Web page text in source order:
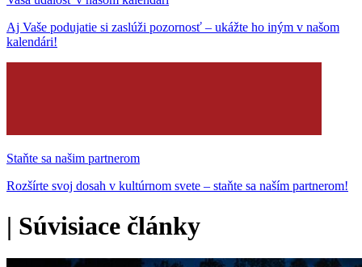
Aj Vaše podujatie si zaslúži pozornosť – ukážte ho iným v našom
kalendári!
Staňte sa našim partnerom
Rozšírte svoj dosah v kultúrnom svete – staňte sa naším partnerom!
| Súvisiace články